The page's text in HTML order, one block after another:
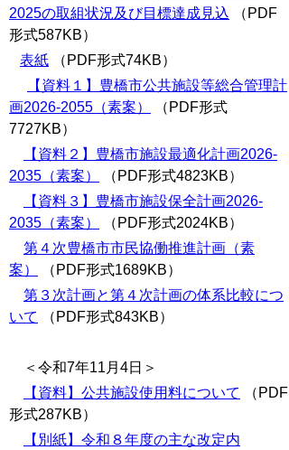
2025の取組状況及び目標達成見込 （PDF
形式587KB）
表紙 （PDF形式74KB）
【資料１】豊橋市公共施設等総合管理計
画2026-2055（素案）
（PDF形式
7727KB）
【資料２】豊橋市施設最適化計画2026-
2035（素案）
（PDF形式4823KB）
【資料３】豊橋市施設保全計画2026-
2035（素案）
（PDF形式2024KB）
第４次豊橋市市民協働推進計画（素
案）
（PDF形式1689KB）
第３次計画と第４次計画の体系比較につ
いて
（PDF形式843KB）
＜令和7年11月4日＞
【資料】公共施設使用料について
（PDF
形式287KB）
【別紙】令和８年度の主な改定内